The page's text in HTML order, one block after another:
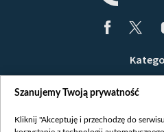
Szanujemy Twoją prywatność
Kliknij "Akceptuję i przechodzę do